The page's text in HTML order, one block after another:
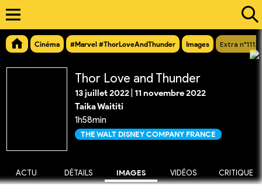
Cinéma #Marvel #ThorLoveAndThunder Images Extra n°11122
Thor Love and Thunder
13 juillet 2022 11 novembre 2022
Taika Waititi
1h58min
THE WALT DISNEY COMPANY FRANCE
ACTU DÉTAILS IMAGES VIDÉOS CRITIQUE